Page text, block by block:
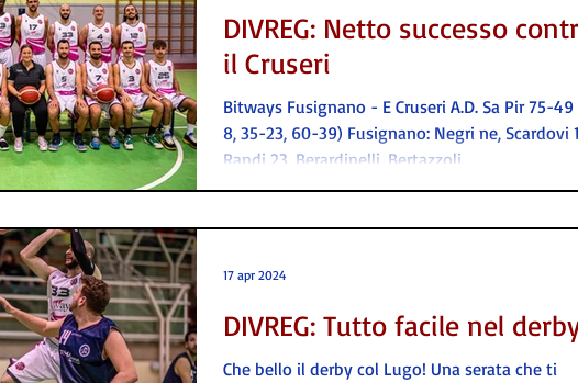
DIVREG: Netto successo
il Cruseri
Bitways Fusignano - E Cruseri A.D. Sa Pir 75-49
8, 35-23, 60-39) Fusignano: Negri ne, Scardovi
Randi 23, Berardinelli, Bertazzoli...
DIVREG: Tutto facile nel
Che bello il derby col Lugo! Una serata che ti
17 apr 2024